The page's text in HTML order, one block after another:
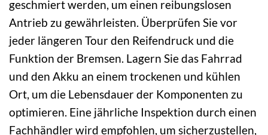
geschmiert werden, um einen reibungslosen
Antrieb zu gewährleisten. Überprüfen Sie vor
jeder längeren Tour den Reifendruck und die
Funktion der Bremsen. Lagern Sie das Fahrrad
und den Akku an einem trockenen und kühlen
Ort, um die Lebensdauer der Komponenten zu
optimieren. Eine jährliche Inspektion durch einen
Fachhändler wird empfohlen, um sicherzustellen,